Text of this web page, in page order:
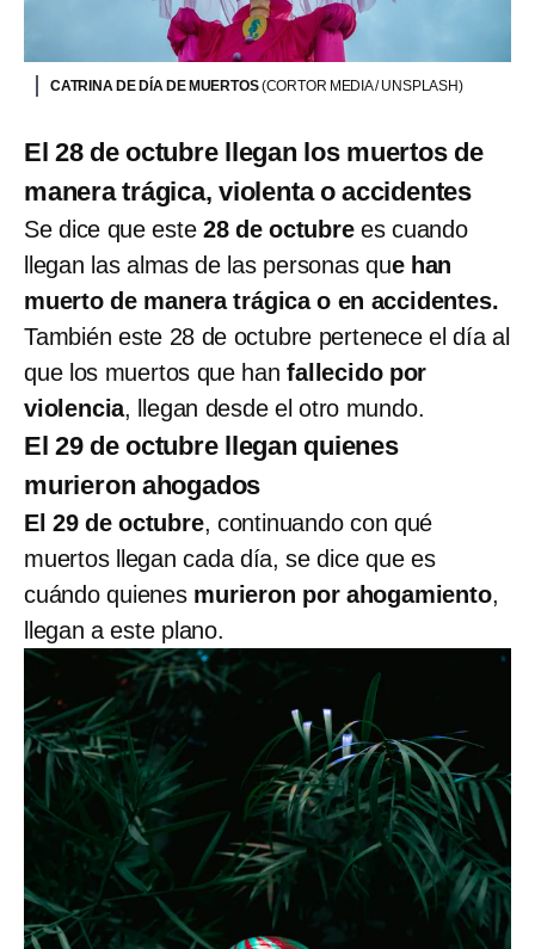
CATRINA DE DÍA DE MUERTOS(CORTOR MEDIA / UNSPLASH)
El 28 de octubre llegan los muertos de
manera trágica, violenta o accidentes
Se dice que este 28 de octubre es cuando
llegan las almas de las personas que han
muerto de manera trágica o en accidentes.
También este 28 de octubre pertenece el día al
que los muertos que hanfallecido por
violencia, llegan desde el otro mundo.
El 29 de octubre llegan quienes
murieron ahogados
El 29 de octubre, continuando con qué
muertos llegan cada día, se dice que es
cuándo quienes murieron por ahogamiento,
llegan a este plano.